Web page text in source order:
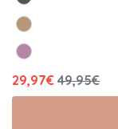
29,97€ 49,95€